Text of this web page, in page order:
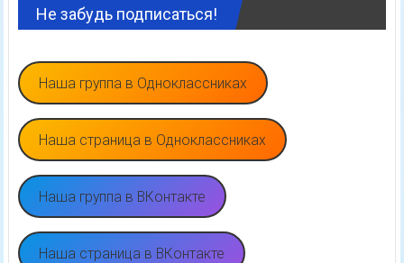
Не забудь подписаться!
Наша группа в Одноклассниках
Наша страница в Одноклассниках
Наша группа в ВКонтакте
Наша страница в ВКонтакте